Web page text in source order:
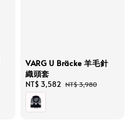
VARG U Bräcke 羊毛針
織頭套
Sale
price
NT$ 3,582 Regular
NT$ 3,980